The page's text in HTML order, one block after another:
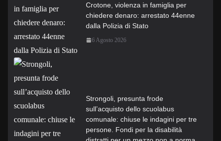
Crotone, violenza in famiglia per
chiedere denaro: arrestato 44enne
dalla Polizia di Stato
6 Agosto 2026
Strongoli, presunta frode
sull’acquisto dello scuolabus
comunale: chiuse le indagini per tre
persone. Fondi per la disabilità